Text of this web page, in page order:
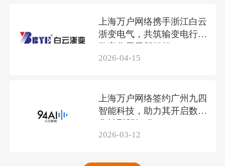
上海万户网络携手浙江白云
浙变电气，共筑输变电行业
数字化展示新标杆
2026-04-15
上海万户网络签约广州九四
智能科技，助力其开启数智
化转型新征程
2026-03-12